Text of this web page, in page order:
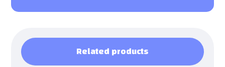
Related products